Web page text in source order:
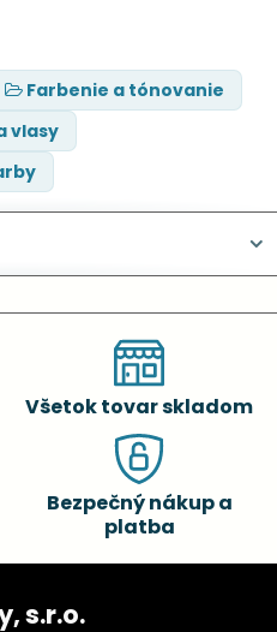
Farbenie a tónovanie
vlasy
Všetok tovar skladom
Bezpečný nákup a
platba
s.r.o.